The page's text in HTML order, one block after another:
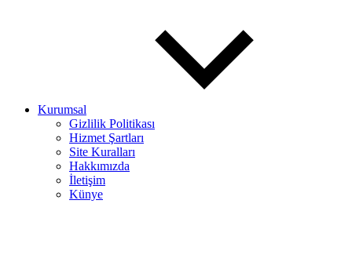
Kurumsal
Gizlilik Politikası
Hizmet Şartları
Site Kuralları
Hakkımızda
İletişim
Künye